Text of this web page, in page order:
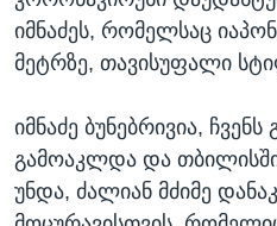
იმნაძეს, რომელსაც
მეტრზე, თავისუფალი
იმნაძე ბუნებრივია,
გამოაკლდა და
უნდა, ძალიან მძიმე